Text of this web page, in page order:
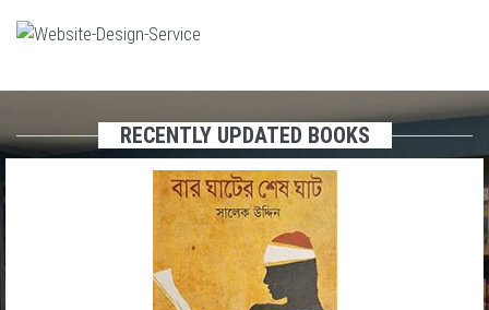
RECENTLY UPDATED BOOKS